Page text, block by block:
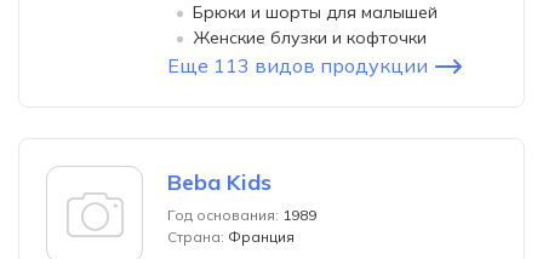
Брюки и шорты для малышей
Женские блузки и кофточки
Еще 113 видов продукции
Beba Kids
Год основания: 1989
Страна: Франция